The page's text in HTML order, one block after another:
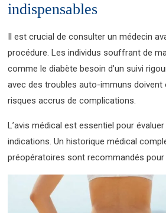
indispensables
Il est crucial de consulter un médecin
procédure. Les individus souffrant de
comme le diabète besoin d’un suivi
avec des troubles auto-immuns
risques accrus de complications.
L’avis médical est essentiel pour
indications. Un historique médical
préopératoires sont recommandés